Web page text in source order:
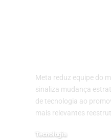
Meta reduz equipe do
sinaliza mudança
de tecnologia ao
mais relevantes
Tecnologia